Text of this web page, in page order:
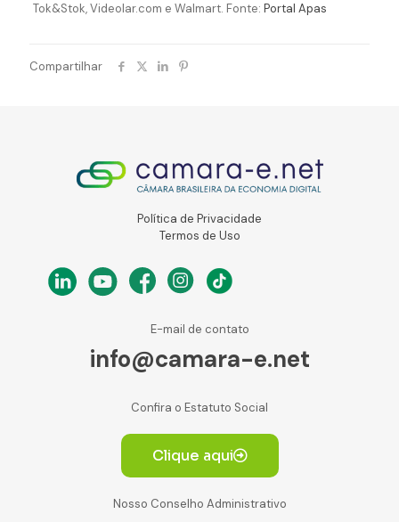
Tok&Stok, Videolar.com e Walmart. Fonte: Portal Apas
Compartilhar
Política de Privacidade
Termos de Uso
E-mail de contato
info@camara-e.net
Confira o Estatuto Social
Clique aqui
Nosso Conselho Administrativo